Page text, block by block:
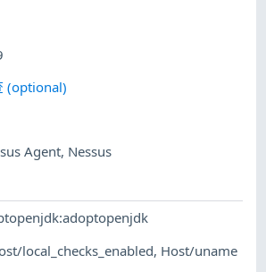
(optional)
Agent, Nessus
local_checks_enabled, Host/uname